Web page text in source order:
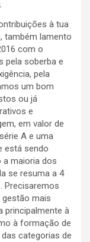
à tua
também lamento
com o
pela soberba e
pela
um bom
ou já
e
em valor de
A e uma
está sendo
a maioria dos
se resuma a 4
Precisaremos
mais
principalmente à
à formação de
categorias de